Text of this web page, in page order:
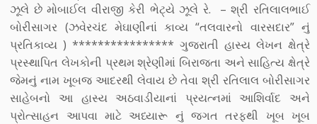
ઝૂલે છે મોબાઈલ વીરાજી કેરી ભેટ્યે ઝૂલે રે. – શ્રી રતિલાલભાઈ
બોરીસાગર (ઝવેરચંદ મેઘાણીનાં કાવ્ય “તલવારનો વારસદાર” નું
પ્રતિકાવ્ય ) **************** ગુજરાતી હાસ્ય લેખન ક્ષેત્રે
પ્રસ્થાપિત લેખકોની પ્રથમ શ્રેણીમાં બિરાજતા અને સાહિત્ય ક્ષેત્રે
જેમનું નામ ખૂબજ આદરથી લેવાય છે તેવા શ્રી રતિલાલ બોરીસાગર
સાહેબનો આ હાસ્ય અઠવાડીયાનાં પ્રયત્નમાં આશિર્વાદ અને
પ્રોત્સાહન આપવા માટે અધ્યારૂ નું જગત તરફથી ખૂબ ખૂબ